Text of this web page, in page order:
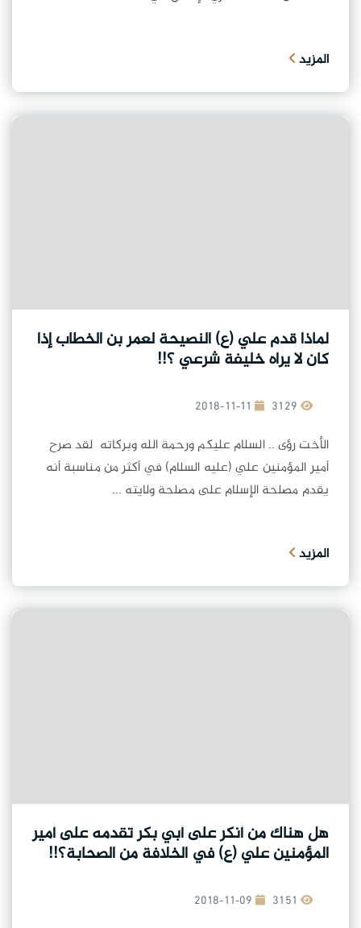
المزيد
لماذا قدم علي (ع) النصيحة لعمر بن الخطاب إذا
كان لا يراه خليفة شرعي ؟!!
2018-11-11
الأخت رؤى .. السلام عليكم ورحمة الله وبركاته لقد صرح
أمير المؤمنين علي (عليه السلام) في أكثر من مناسبة أنه
يقدم مصلحة الإسلام على مصلحة ولايته ...
المزيد
هل هناك من أنكر على أبي بكر تقدمه على أمير
المؤمنين علي (ع) في الخلافة من الصحابة؟!!
2018-11-09